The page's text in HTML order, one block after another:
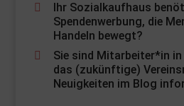
Ihr Sozialkaufhaus
Spendenwerbung, die
Handeln bewegt?
Sie sind Mitarbeiter*in in
das (zukünftige)
Neuigkeiten im Blog